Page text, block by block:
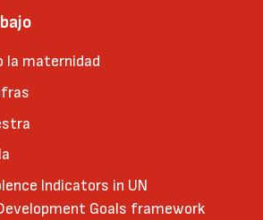
la maternidad
Indicators in UN
Goals framework